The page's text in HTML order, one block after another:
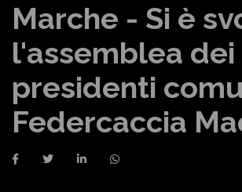
Marche - Si è
l'assemblea dei
presidenti
Federcaccia